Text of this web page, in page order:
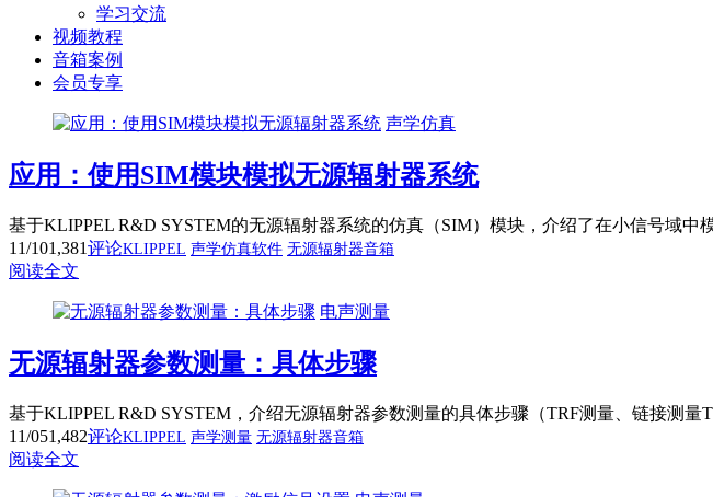
学习交流
视频教程
音箱案例
会员专享
声学仿真
应用：使用SIM模块模拟无源辐射器系统
基于KLIPPEL R&D SYSTEM的无源辐射器系统的仿真（SIM）模块，介绍了在小信号域中
11/101,381评论KLIPPEL 声学仿真软件 无源辐射器音箱
阅读全文
电声测量
无源辐射器参数测量：具体步骤
基于KLIPPEL R&D SYSTEM，介绍无源辐射器参数测量的具体步骤（TRF测量、链接测
11/051,482评论KLIPPEL 声学测量 无源辐射器音箱
阅读全文